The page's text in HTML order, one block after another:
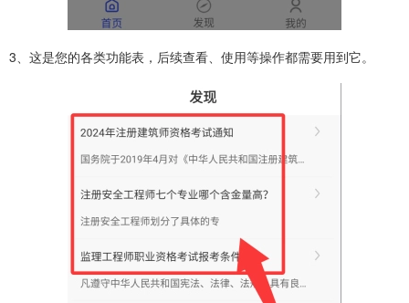
3、这是您的各类功能表，后续查看、使用等操作都需要用到它。